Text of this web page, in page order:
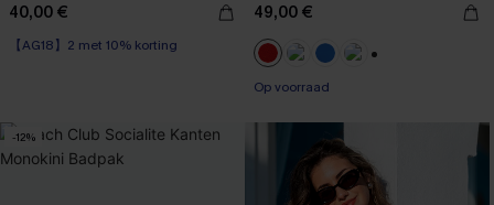
40,00 €
【AG18】2 met 10% korting
High Waist
49,00 €
Op voorraad
-12%